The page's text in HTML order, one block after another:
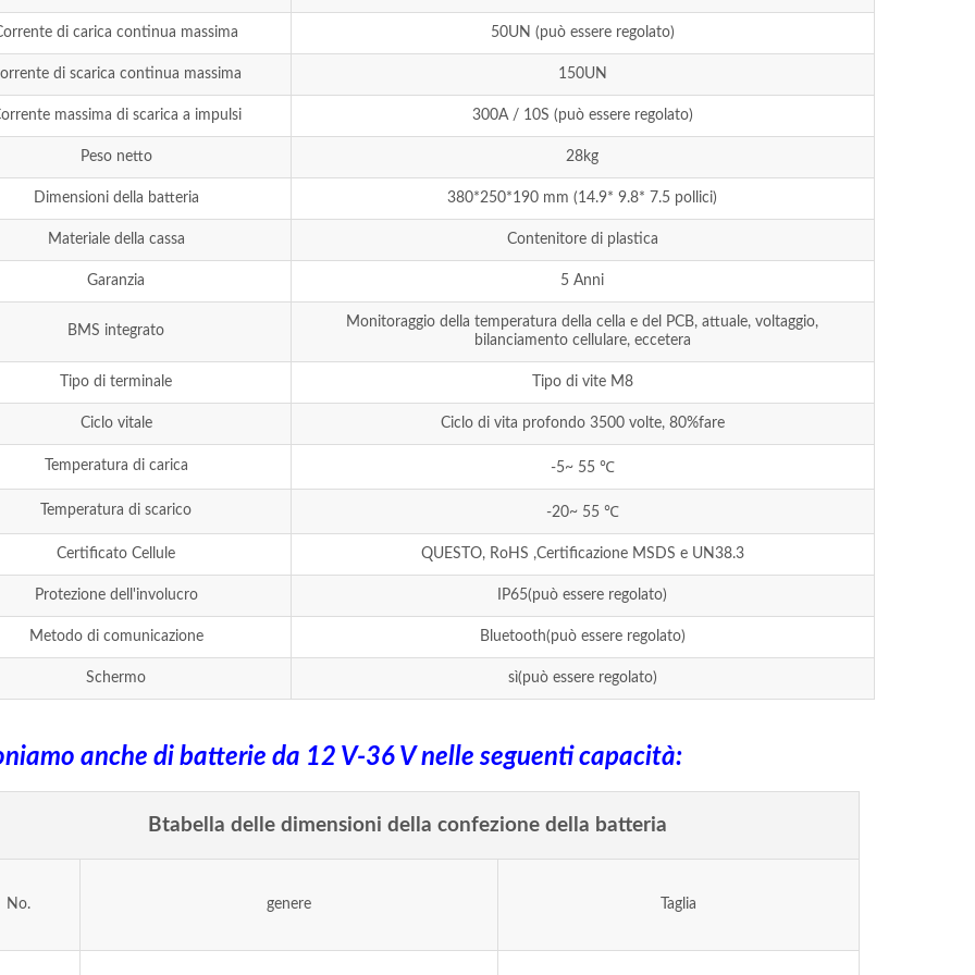
di carica continua massima 50UN (può essere regolato)
di scarica continua massima 150UN
massima di scarica a impulsi 300A / 10S (può essere regolato)
Peso netto 28kg
Dimensioni della batteria 380*250*190 mm (14.9* 9.8* 7.5 pollici)
Materiale della cassa Contenitore di plastica
Garanzia 5 Anni
BMS integrato
Monitoraggio della temperatura della cella e del PCB, attuale, voltaggio,
bilanciamento cellulare, eccetera
Tipo di terminale Tipo di vite M8
Ciclo vitale Ciclo di vita profondo 3500 volte, 80%fare
Temperatura di carica -5~ 55 ℃
Temperatura di scarico -20~ 55 ℃
Certificato Cellule QUESTO, RoHS ,Certificazione MSDS e UN38.3
Protezione dell'involucro IP65(può essere regolato)
Metodo di comunicazione Bluetooth(può essere regolato)
Schermo sì(può essere regolato)
anche di batterie da 12 V-36 V nelle seguenti capacità:
Btabella delle dimensioni della confezione della batteria
No. genere Taglia